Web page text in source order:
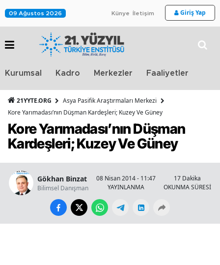
09 Ağustos 2026 Künye İletişim Giriş Yap
Kurumsal Kadro Merkezler Faaliyetler
21YYTE.ORG
Asya Pasifik Araştırmaları Merkezi
Kore Yarımadası’nın Düşman Kardeşleri; Kuzey Ve Güney
Kore Yarımadası’nın Düşman
Kardeşleri; Kuzey Ve Güney
Gökhan Binzat
Bilimsel Danışman
08 Nisan 2014 - 11:47
YAYINLANMA
17 Dakika
OKUNMA SÜRESİ